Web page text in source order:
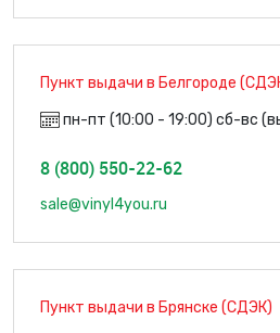
Пункт выдачи в Белгороде
пн-пт (10:00 - 19:00) сб-вс
8 (800) 550-22-62
sale@vinyl4you.ru
Пункт выдачи в Брянске (СДЭК)